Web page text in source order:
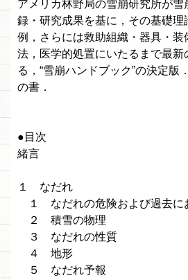
アメリカ林野局の雪崩研究所が雪
録・研究成果を基に，その基礎理
例，さらには救助組織・器具・装
法，医学的処置にいたるまで最新
る，“雪崩ハンドブック”の決定版
の書．
●目次
緒言
１ なだれ
１ なだれの危険および過去に
２ 積雪の物理
３ なだれの性質
４ 地形
５ なだれ予報